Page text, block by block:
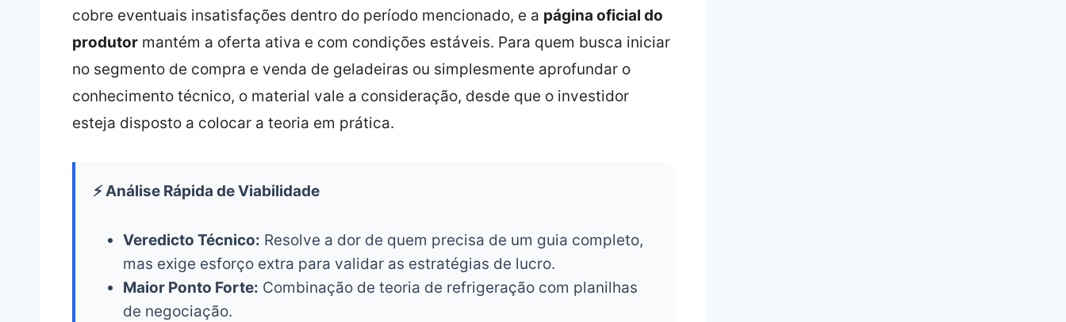
cobre eventuais insatisfações dentro do período mencionado, e a página oficial do
produtormantém a oferta ativa e com condições estáveis. Para quem busca iniciar
no segmento de compra e venda de geladeiras ou simplesmente aprofundar o
conhecimento técnico, o material vale a consideração, desde que o investidor
esteja disposto a colocar a teoria em prática.
⚡ Análise Rápida de Viabilidade
Veredicto Técnico: Resolve a dor de quem precisa de um guia completo,
mas exige esforço extra para validar as estratégias de lucro.
Maior Ponto Forte: Combinação de teoria de refrigeração com planilhas
de negociação.